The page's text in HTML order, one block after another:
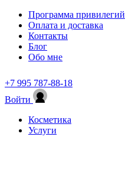
Программа привилегий
Оплата и доставка
Контакты
Блог
Обо мне
+7 995 787-88-18
Войти
Косметика
Услуги